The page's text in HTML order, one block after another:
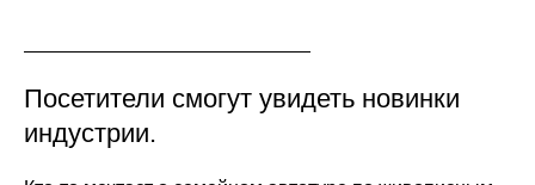
Посетители смогут увидеть новинки
индустрии.